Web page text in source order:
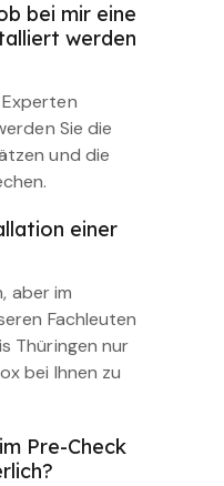
bei mir eine
werden
Sie die
und die
einer
aber im
Fachleuten
Thüringen nur
bei Ihnen zu
Pre-Check